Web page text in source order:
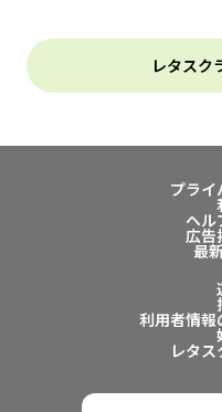
レタスク
プライ
ヘル
広告
最
利用者情報
レタ